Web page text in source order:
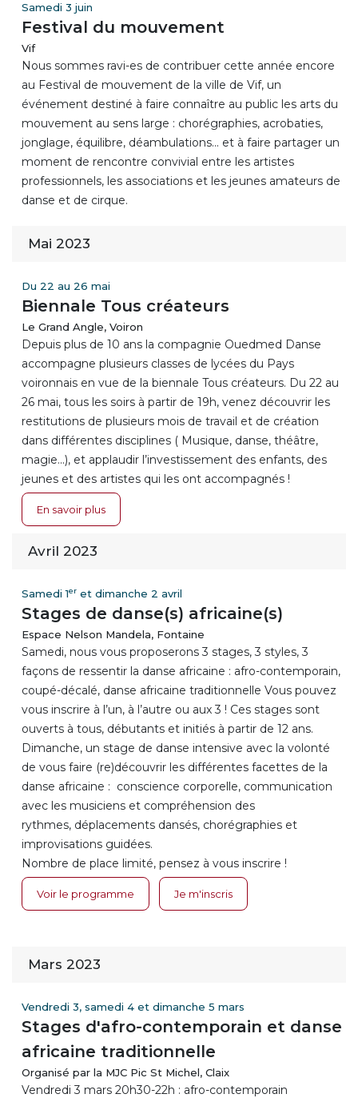
Samedi 3 juin
Festival du mouvement
Vif
Nous sommes ravi-es de contribuer cette année encore
au Festival de mouvement de la ville de Vif, un
événement destiné à faire connaître au public les arts du
mouvement au sens large : chorégraphies, acrobaties,
jonglage, équilibre, déambulations... et à faire partager un
moment de rencontre convivial entre les artistes
professionnels, les associations et les jeunes amateurs de
danse et de cirque.
Mai 2023
Du 22 au 26 mai
Biennale Tous créateurs
Le Grand Angle, Voiron
Depuis plus de 10 ans la compagnie Ouedmed Danse
accompagne plusieurs classes de lycées du Pays
voironnais en vue de la biennale Tous créateurs. Du 22 au
26 mai, tous les soirs à partir de 19h, venez découvrir les
restitutions de plusieurs mois de travail et de création
dans différentes disciplines ( Musique, danse, théâtre,
magie...), et applaudir l’investissement des enfants, des
jeunes et des artistes qui les ont accompagnés !
En savoir plus
Avril 2023
Samedi 1er et dimanche 2 avril
Stages de danse(s) africaine(s)
Espace Nelson Mandela, Fontaine
Samedi, nous vous proposerons 3 stages, 3 styles, 3
façons de ressentir la danse africaine : afro-contemporain,
coupé-décalé, danse africaine traditionnelle Vous pouvez
vous inscrire à l’un, à l’autre ou aux 3 ! Ces stages sont
ouverts à tous, débutants et initiés à partir de 12 ans.
Dimanche, un stage de danse intensive avec la volonté
de vous faire (re)découvrir les différentes facettes de la
danse africaine : conscience corporelle, communication
avec les musiciens et compréhension des
rythmes, déplacements dansés, chorégraphies et
improvisations guidées.
Nombre de place limité, pensez à vous inscrire !
Voir le programme Je m'inscris
Mars 2023
Vendredi 3, samedi 4 et dimanche 5 mars
Stages d'afro-contemporain et danse
africaine traditionnelle
Organisé par la MJC Pic St Michel, Claix
Vendredi 3 mars 20h30-22h : afro-contemporain